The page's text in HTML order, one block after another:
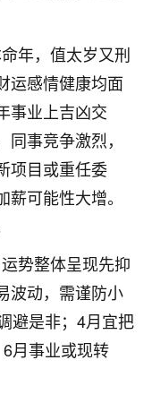
年，值太岁又刑
运感情健康均面
事业上吉凶交
事竞争激烈，
项目或重任委
可能性大增。
势整体呈现先抑
波动，需谨防小
避是非；4月宜把
月事业或现转
12
15
奶做超度，她今年
，刚开始我经常
绍，找到慧来老
也没有梦到过
个心安，给亡母
行。